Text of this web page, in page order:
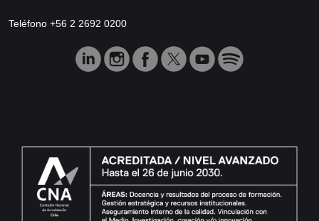
Teléfono +56 2 2692 0200